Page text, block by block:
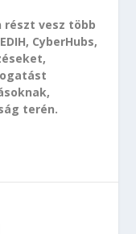
részt vesz több
CyberHubs,
terén.